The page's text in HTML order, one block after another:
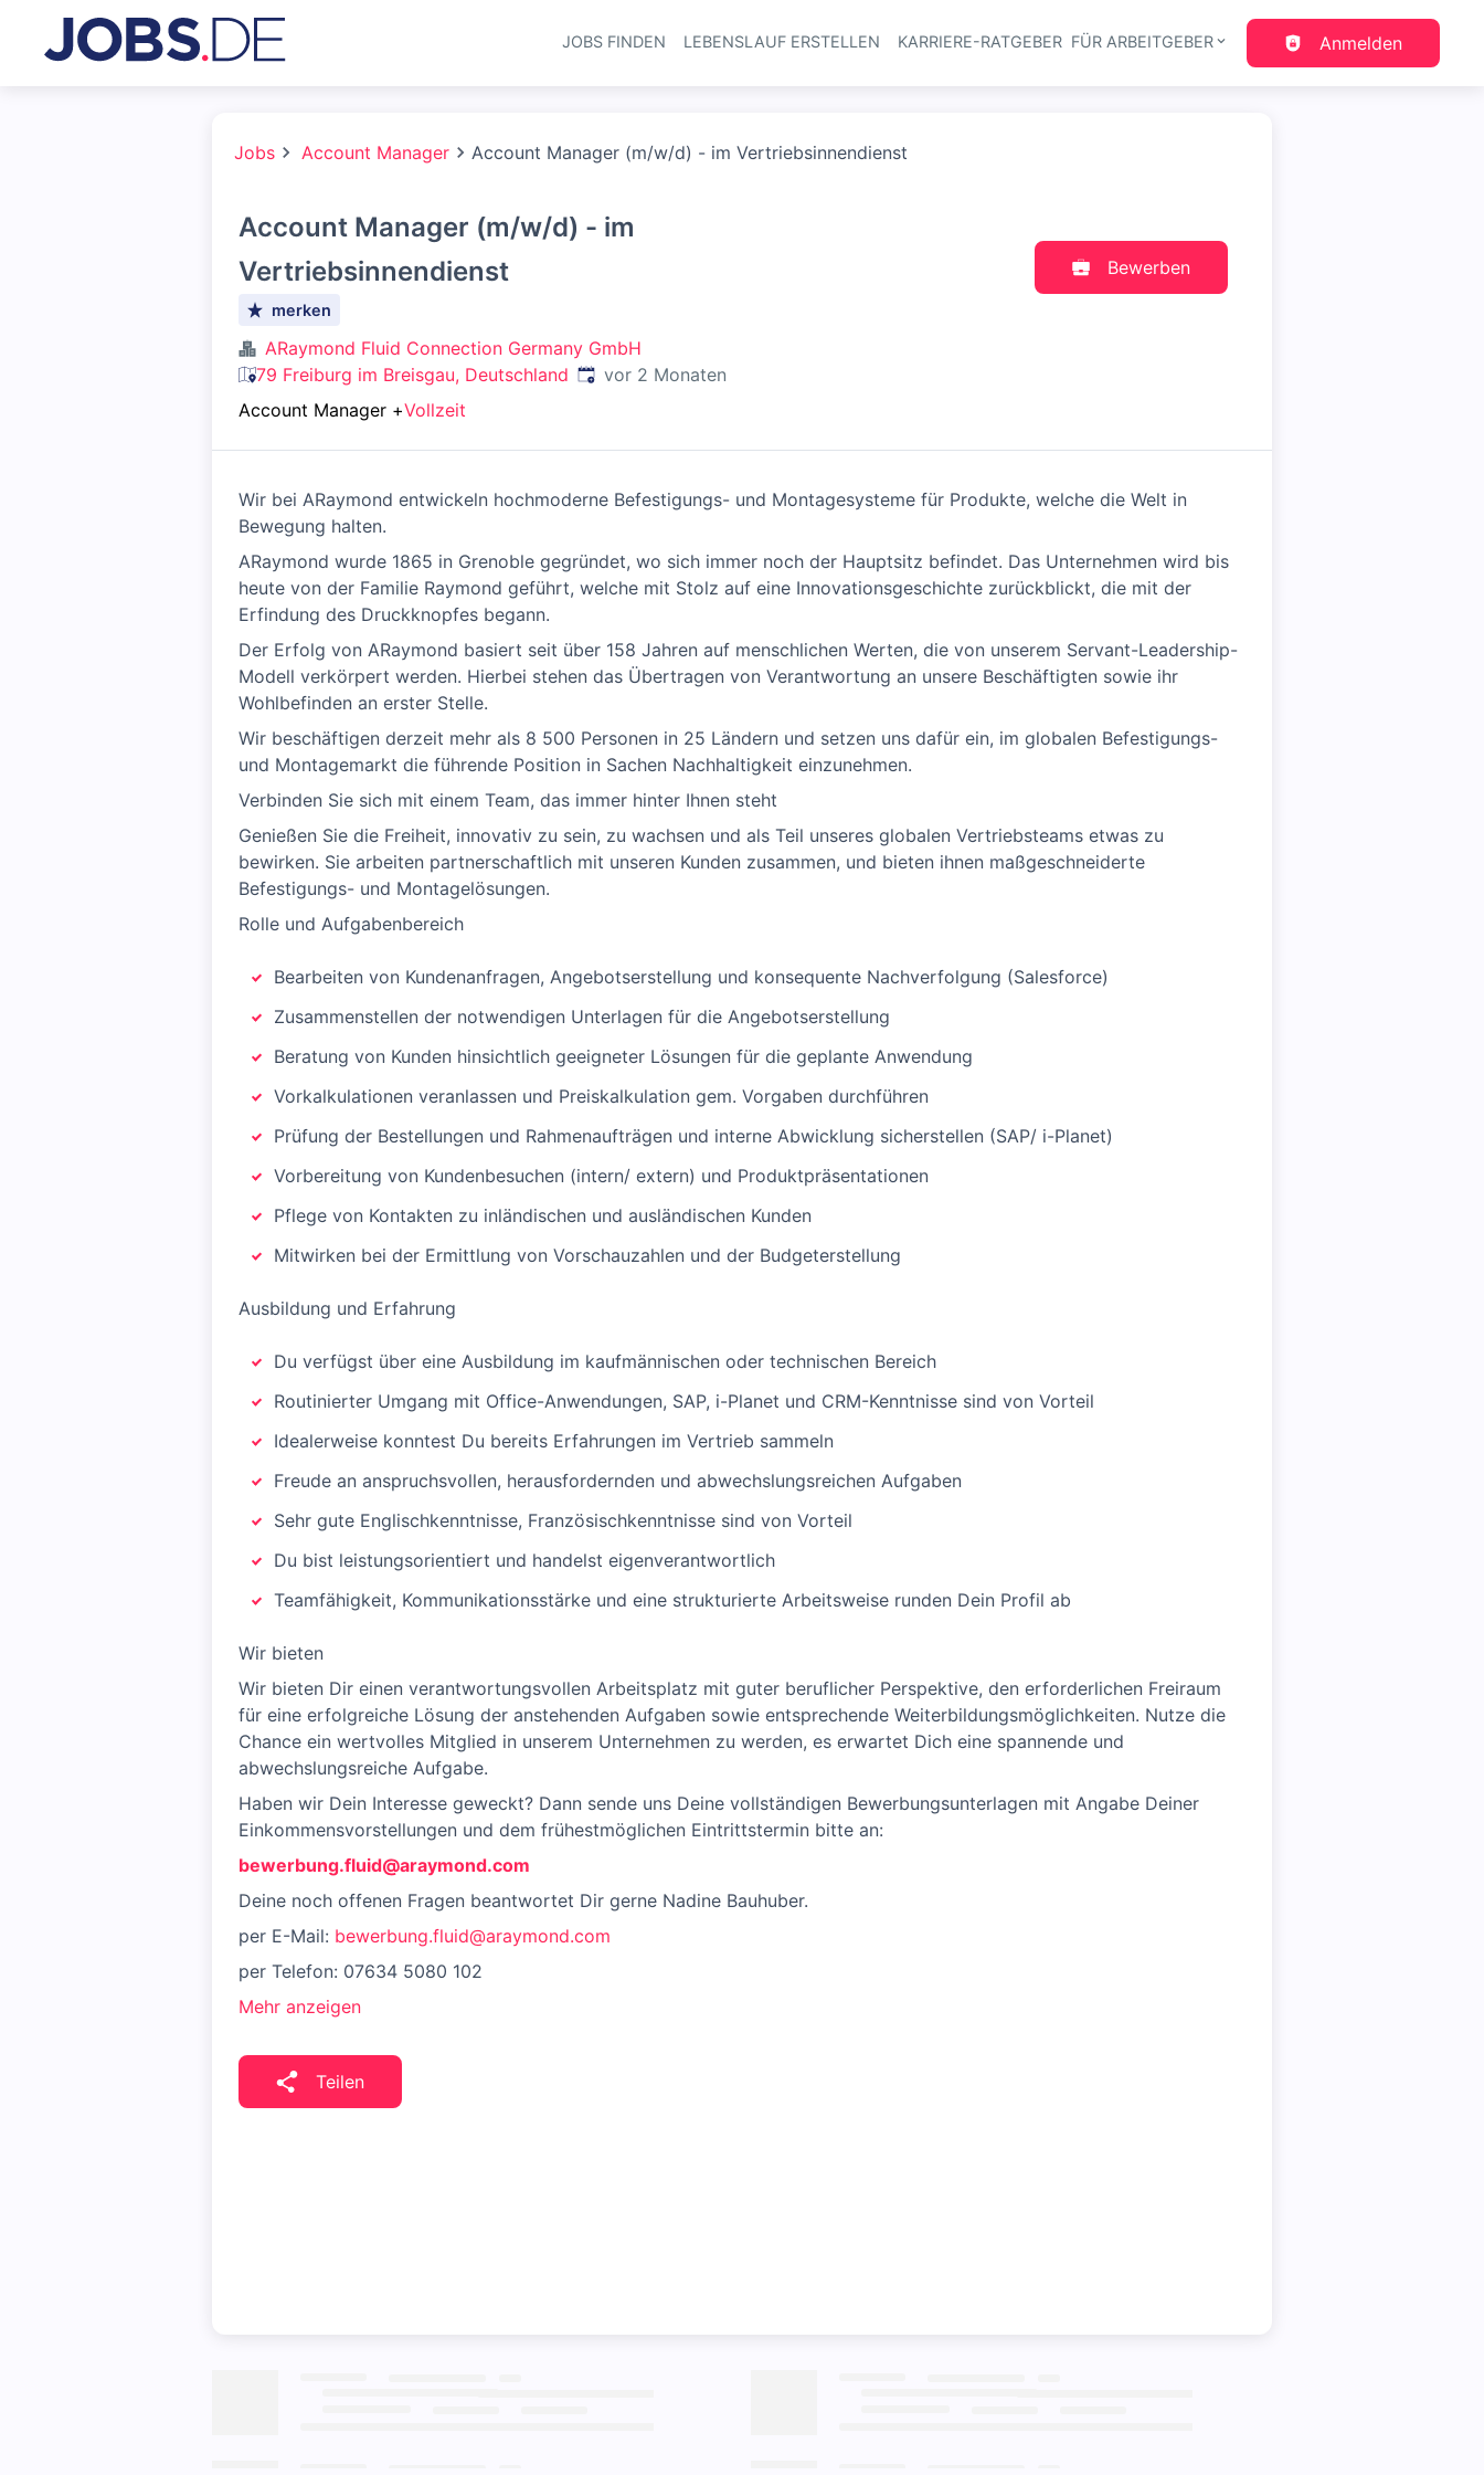
Haupt-Navigation
JOBS FINDEN LEBENSLAUF ERSTELLEN KARRIERE-RATGEBER FÜR ARBEITGEBER Anmelden
Jobs Account Manager Account Manager (m/w/d) - im Vertriebsinnendienst
Account Manager (m/w/d) - im
Vertriebsinnendienst
merken
ARaymond Fluid Connection Germany GmbH
79 Freiburg im Breisgau, Deutschland Veröffentlicht:
vor 2 Monaten
Account Manager +Vollzeit
Bewerben
Wir bei ARaymond entwickeln hochmoderne Befestigungs- und Montagesysteme für Produkte, welche die Welt in
Bewegung halten.
ARaymond wurde 1865 in Grenoble gegründet, wo sich immer noch der Hauptsitz befindet. Das Unternehmen wird bis
heute von der Familie Raymond geführt, welche mit Stolz auf eine Innovationsgeschichte zurückblickt, die mit der
Erfindung des Druckknopfes begann.
Der Erfolg von ARaymond basiert seit über 158 Jahren auf menschlichen Werten, die von unserem Servant-Leadership-
Modell verkörpert werden. Hierbei stehen das Übertragen von Verantwortung an unsere Beschäftigten sowie ihr
Wohlbefinden an erster Stelle.
Wir beschäftigen derzeit mehr als 8 500 Personen in 25 Ländern und setzen uns dafür ein, im globalen Befestigungs-
und Montagemarkt die führende Position in Sachen Nachhaltigkeit einzunehmen.
Verbinden Sie sich mit einem Team, das immer hinter Ihnen steht
Genießen Sie die Freiheit, innovativ zu sein, zu wachsen und als Teil unseres globalen Vertriebsteams etwas zu
bewirken. Sie arbeiten partnerschaftlich mit unseren Kunden zusammen, und bieten ihnen maßgeschneiderte
Befestigungs- und Montagelösungen.
Rolle und Aufgabenbereich
Bearbeiten von Kundenanfragen, Angebotserstellung und konsequente Nachverfolgung (Salesforce)
Zusammenstellen der notwendigen Unterlagen für die Angebotserstellung
Beratung von Kunden hinsichtlich geeigneter Lösungen für die geplante Anwendung
Vorkalkulationen veranlassen und Preiskalkulation gem. Vorgaben durchführen
Prüfung der Bestellungen und Rahmenaufträgen und interne Abwicklung sicherstellen (SAP/ i-Planet)
Vorbereitung von Kundenbesuchen (intern/ extern) und Produktpräsentationen
Pflege von Kontakten zu inländischen und ausländischen Kunden
Mitwirken bei der Ermittlung von Vorschauzahlen und der Budgeterstellung
Ausbildung und Erfahrung
Du verfügst über eine Ausbildung im kaufmännischen oder technischen Bereich
Routinierter Umgang mit Office-Anwendungen, SAP, i-Planet und CRM-Kenntnisse sind von Vorteil
Idealerweise konntest Du bereits Erfahrungen im Vertrieb sammeln
Freude an anspruchsvollen, herausfordernden und abwechslungsreichen Aufgaben
Sehr gute Englischkenntnisse, Französischkenntnisse sind von Vorteil
Du bist leistungsorientiert und handelst eigenverantwortlich
Teamfähigkeit, Kommunikationsstärke und eine strukturierte Arbeitsweise runden Dein Profil ab
Wir bieten
Wir bieten Dir einen verantwortungsvollen Arbeitsplatz mit guter beruflicher Perspektive, den erforderlichen Freiraum
für eine erfolgreiche Lösung der anstehenden Aufgaben sowie entsprechende Weiterbildungsmöglichkeiten. Nutze die
Chance ein wertvolles Mitglied in unserem Unternehmen zu werden, es erwartet Dich eine spannende und
abwechslungsreiche Aufgabe.
Haben wir Dein Interesse geweckt? Dann sende uns Deine vollständigen Bewerbungsunterlagen mit Angabe Deiner
Einkommensvorstellungen und dem frühestmöglichen Eintrittstermin bitte an:
bewerbung.fluid@araymond.com
Deine noch offenen Fragen beantwortet Dir gerne Nadine Bauhuber.
per E-Mail: bewerbung.fluid@araymond.com
per Telefon: 07634 5080 102
Mehr anzeigen
Teilen